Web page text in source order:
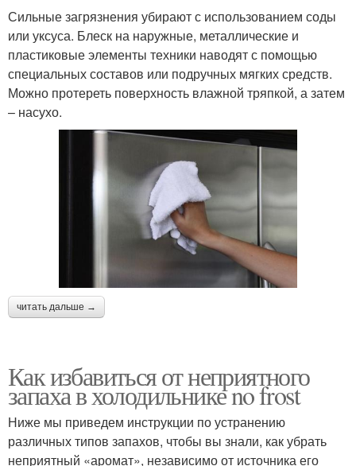
Сильные загрязнения убирают с использованием соды
или уксуса. Блеск на наружные, металлические и
пластиковые элементы техники наводят с помощью
специальных составов или подручных мягких средств.
Можно протереть поверхность влажной тряпкой, а затем
– насухо.
читать дальше →
Как избавиться от неприятного
запаха в холодильнике no frost
Ниже мы приведем инструкции по устранению
различных типов запахов, чтобы вы знали, как убрать
неприятный «аромат», независимо от источника его